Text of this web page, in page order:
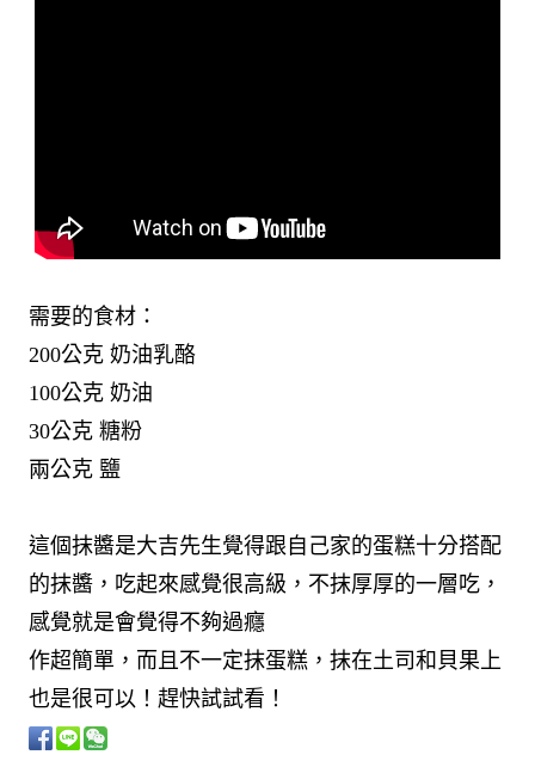
需要的食材：
200公克 奶油乳酪
100公克 奶油
30公克 糖粉
兩公克 鹽
這個抹醬是大吉先生覺得跟自己家的蛋糕十分搭配
的抹醬，吃起來感覺很高級，不抹厚厚的一層吃，
感覺就是會覺得不夠過癮
作超簡單，而且不一定抹蛋糕，抹在土司和貝果上
也是很可以！趕快試試看！